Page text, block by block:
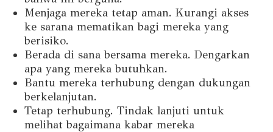
Menjaga mereka tetap aman. Kurangi akses
ke sarana mematikan bagi mereka yang
berisiko.
Berada di sana bersama mereka. Dengarkan
apa yang mereka butuhkan.
Bantu mereka terhubung dengan dukungan
berkelanjutan.
Tetap terhubung. Tindak lanjuti untuk
melihat bagaimana kabar mereka